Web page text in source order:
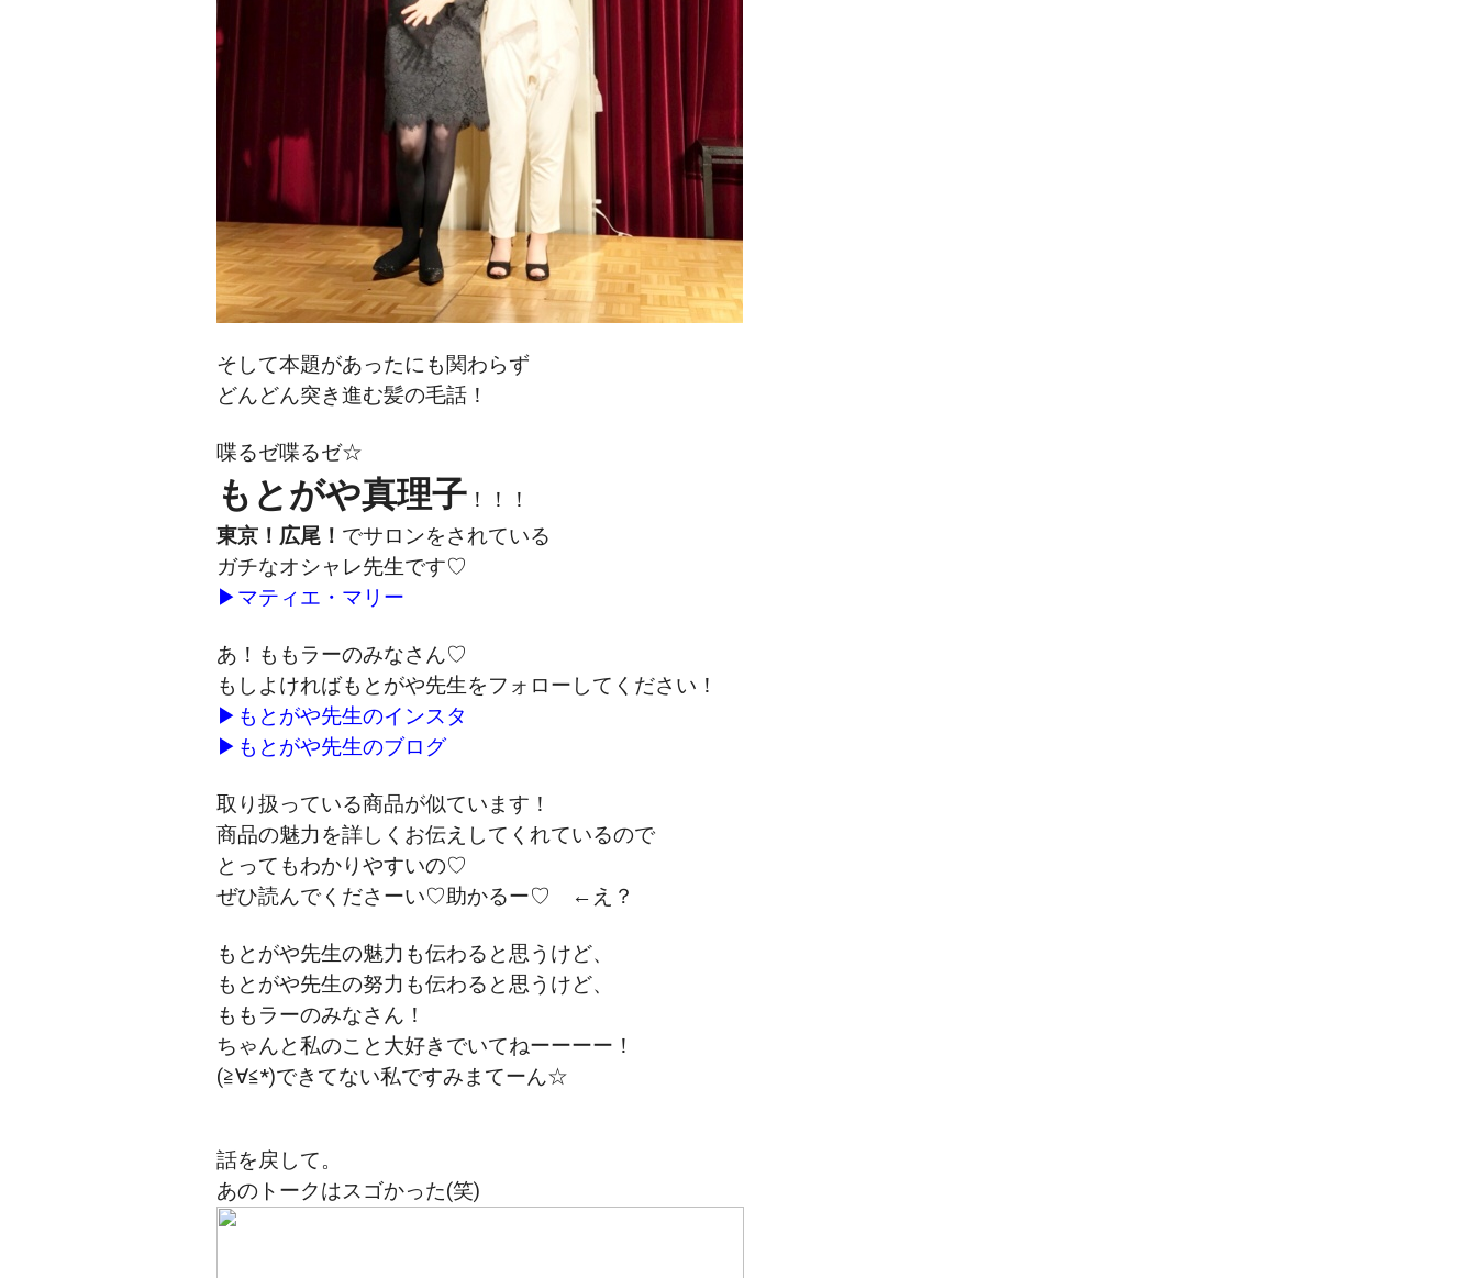
そして本題があったにも関わらず
どんどん突き進む髪の毛話！
喋るゼ喋るゼ☆
もとがや真理子 ！！！
東京！ 広尾！ でサロンをされている
ガチなオシャレ先生です♡
▶ マティエ・マリー
あ！ももラーのみなさん♡
もしよければもとがや先生をフォローしてください！
▶ もとがや先生のインスタ
▶ もとがや先生のブログ
取り扱っている商品が似ています！
商品の魅力を詳しくお伝えしてくれているので
とってもわかりやすいの♡
ぜひ読んでくださーい♡助かるー♡
←え？
もとがや先生の魅力も伝わると思うけど、
もとがや先生の努力も伝わると思うけど、
ももラーのみなさん！
ちゃんと私のこと大好きでいてねーーーー！
(≧∀≦*)できてない私ですみまてーん☆
話を戻して。
あのトークはスゴかった(笑)